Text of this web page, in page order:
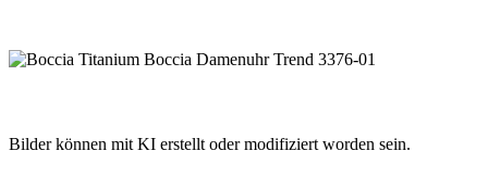
Bilder können mit KI erstellt oder modifiziert worden sein.